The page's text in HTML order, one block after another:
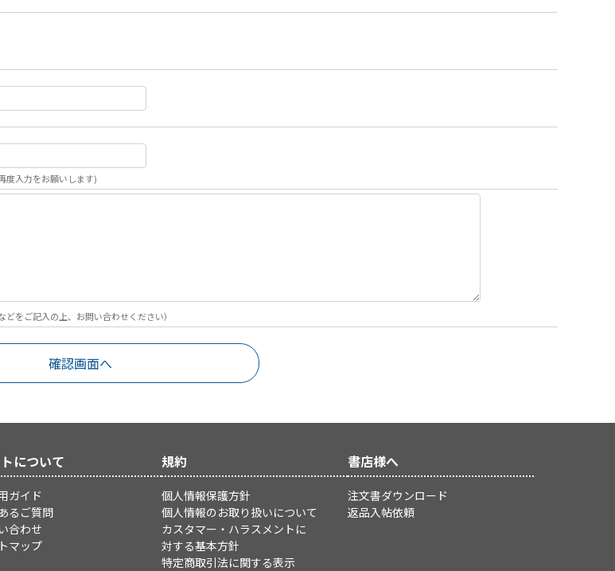
度入力をお願いします)
どをご記入の上、お問い合わせください）
について
ガイド
るご質問
合わせ
マップ
規約
個人情報保護方針
個人情報のお取り扱いについて
カスタマー・ハラスメントに
対する基本方針
特定商取引法に関する表示
書店様へ
注文書ダウンロード
返品入帖依頼